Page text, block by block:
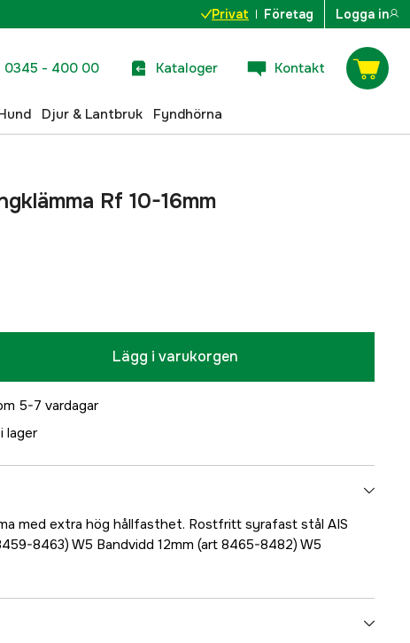
Privat Företag Logga in
0345 - 400 00 Kataloger Kontakt
Djur & Lantbruk Fyndhörna
Rf 10-16mm
Lägg i varukorgen
5-7 vardagar
lager
med extra hög hållfasthet. Rostfritt syrafast stål AIS
8463) W5 Bandvidd 12mm (art 8465-8482) W5